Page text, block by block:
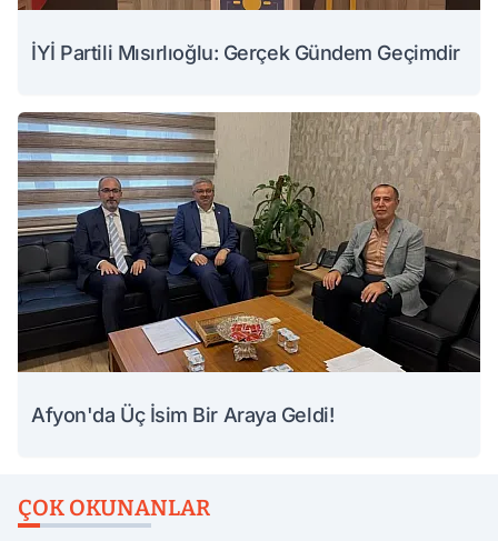
İYİ Partili Mısırlıoğlu: Gerçek Gündem Geçimdir
Afyon'da Üç İsim Bir Araya Geldi!
ÇOK OKUNANLAR